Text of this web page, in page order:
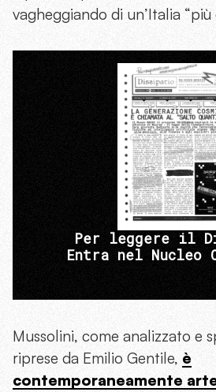
vagheggiando di un’Italia “più
Per leggere il
Entra nel Nucleo
Mussolini, come analizzato e
riprese da Emilio Gentile, è
contemporaneamente